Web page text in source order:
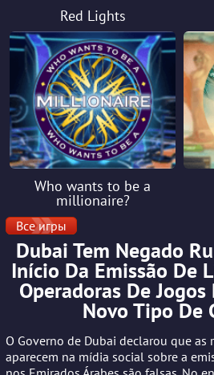
Red Lights
Who wants to be a
millionaire?
Все игры
Dubai Tem Negado
Início Da Emissão De
Operadoras De
Novo Tipo De
O Governo de Dubai declarou que as
aparecem na mídia social sobre a